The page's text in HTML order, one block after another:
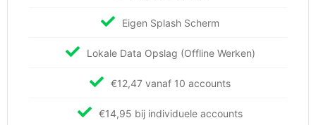
Eigen Splash Scherm
Lokale Data Opslag (Offline Werken)
€12,47 vanaf 10 accounts
€14,95 bij individuele accounts